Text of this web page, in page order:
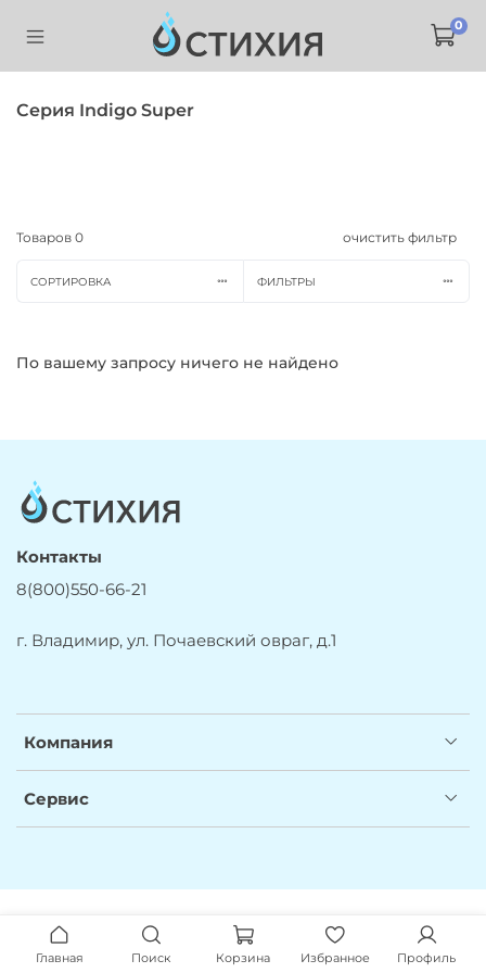
0
Серия Indigo Super
Товаров 0 очистить фильтр
СОРТИРОВКА ФИЛЬТРЫ
По вашему запросу ничего не найдено
Компания
Сервис
Контакты
8(800)550-66-21
г. Владимир, ул. Почаевский овраг, д.1
Главная Поиск Корзина Избранное Профиль